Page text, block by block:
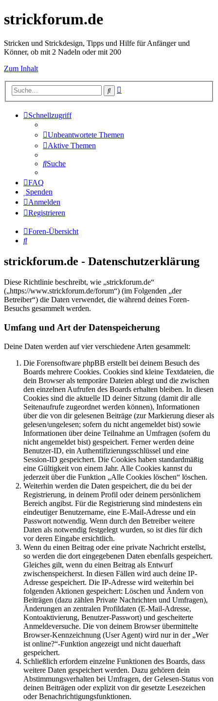
strickforum.de
Stricken und Strickdesign, Tipps und Hilfe für Anfänger und
Könner, ob mit 2 Nadeln oder mit 200
Zum Inhalt
Suche
Schnellzugriff
Unbeantwortete Themen
Aktive Themen
Suche
FAQ
Spenden
Anmelden
Registrieren
Foren-Übersicht
Suche
strickforum.de - Datenschutzerklärung
Diese Richtlinie beschreibt, wie „strickforum.de“
(„https://www.strickforum.de/forum“) (im Folgenden „der
Betreiber“) die Daten verwendet, die während deines Foren-
Besuchs gesammelt werden.
Umfang und Art der Datenspeicherung
Deine Daten werden auf vier verschiedene Arten gesammelt:
Die Forensoftware phpBB erstellt bei deinem Besuch des
Boards mehrere Cookies. Cookies sind kleine Textdateien, die
dein Browser als temporäre Dateien ablegt und die zwischen
den einzelnen Aufrufen des Boards erhalten bleiben. In diesen
Cookies sind die aktuelle ID deiner Sitzung (damit dir alle
Seitenaufrufe zugeordnet werden können), Informationen
über die von dir gelesenen Beiträge (zur Markierung dieser als
gelesen/ungelesen; sofern du nicht angemeldet bist) sowie
Informationen über deine Teilnahme an Umfragen (sofern du
nicht angemeldet bist) gespeichert. Ferner werden deine
Benutzer-ID, ein Authentifizierungsschlüssel und eine
Session-ID gespeichert. Die Cookies haben standardmäßig
eine Gültigkeit von einem Jahr. Alle Cookies kannst du
jederzeit über die Funktion „Alle Cookies löschen“ löschen.
Weiterhin werden die Daten gespeichert, die du bei der
Registrierung, in deinem Profil oder deinem persönlichem
Bereich angibst. Für die Registrierung sind mindestens ein
eindeutiger Benutzername, eine E-Mail-Adresse und ein
Passwort notwendig. Wenn durch den Betreiber weitere
Daten als notwendig festgelegt wurden, so ist dies für dich
vor deren Eingabe ersichtlich.
Wenn du einen Beitrag oder eine private Nachricht erstellst,
so werden die dort eingegebenen Daten ebenfalls gespeichert.
Gleiches gilt, wenn du einen Beitrag als Entwurf
zwischenspeicherst. In diesen Fällen wird auch deine IP-
Adresse gespeichert. Die IP-Adresse wird weiterhin bei
folgenden Aktionen gespeichert: Löschen und Ändern von
Beiträgen (dazu zählen Private Nachrichten und Umfragen),
Änderungen an zentralen Profildaten (E-Mail-Adresse,
Kontoaktivierung, Benutzer-Passwort) und gescheiterte
Anmeldeversuche. Die von deinem Browser übermittelte
Browser-Kennzeichnung (User Agent) wird nur in der „Wer
ist online?“-Funktion angezeigt und nicht dauerhaft
gespeichert.
Schließlich erfordern einzelne Funktionen des Boards, dass
weitere Daten gespeichert werden. Dazu gehören dein
Abstimmungsverhalten bei Umfragen, der Gelesen-Status von
deinen Beiträgen oder explizit von dir gesetzte Lesezeichen
oder Benachrichtigungsfunktionen.